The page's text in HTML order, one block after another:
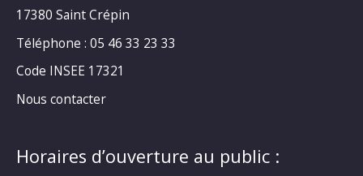
17380 Saint Crépin
Téléphone : 05 46 33 23 33
Code INSEE 17321
Nous contacter
Horaires d’ouverture au public :